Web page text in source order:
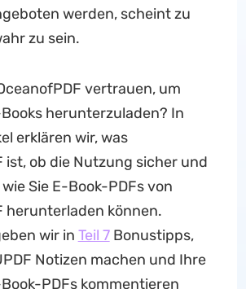
werden, scheint zu
zu sein.
vertrauen, um
herunterzuladen? In
erklären wir, was
ist, ob die Nutzung sicher und
Sie E-Book-PDFs von
herunterladen können.
wir in Teil 7Bonustipps,
Notizen machen und Ihre
PDFs kommentieren